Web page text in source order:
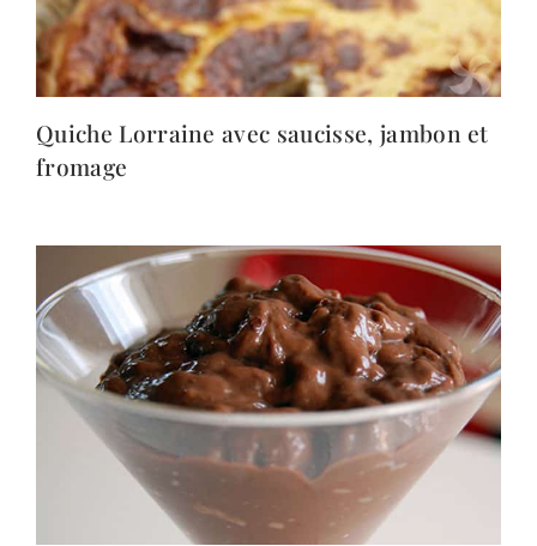
Quiche Lorraine avec saucisse, jambon et
fromage